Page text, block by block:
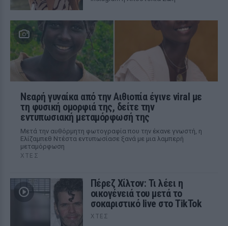
Νεαρή γυναίκα από την Αιθιοπία έγινε viral με
τη φυσική ομορφιά της, δείτε την
εντυπωσιακή μεταμόρφωσή της
Μετά την αυθόρμητη φωτογραφία που την έκανε γνωστή, η
Ελίζαμπεθ Ντέστα εντυπωσίασε ξανά με μια λαμπερή
μεταμόρφωση
ΧΤΕΣ
Πέρεζ Χίλτον: Τι λέει η
οικογένειά του μετά το
σοκαριστικό live στο TikTok
ΧΤΕΣ